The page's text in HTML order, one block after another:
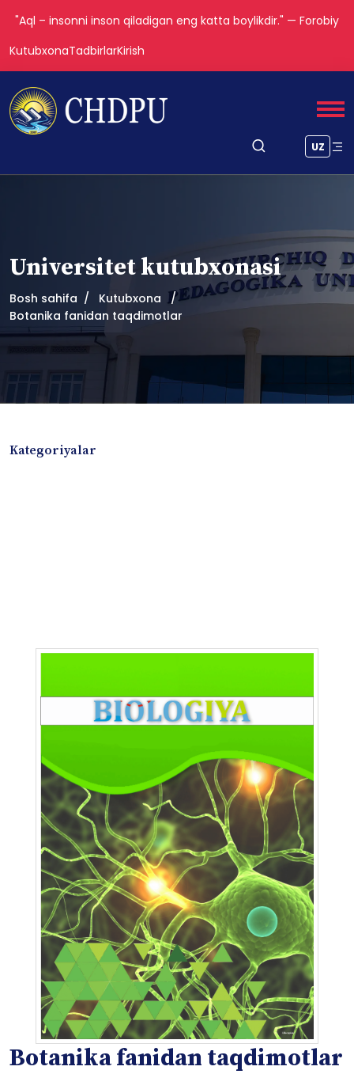
"Aql – insonni inson qiladigan eng katta boylikdir." — Forobiy
KutubxonaTadbirlarKirish
UZ
Universitet kutubxonasi
Bosh sahifa
Kutubxona
Botanika fanidan taqdimotlar
Kategoriyalar
Botanika fanidan taqdimotlar